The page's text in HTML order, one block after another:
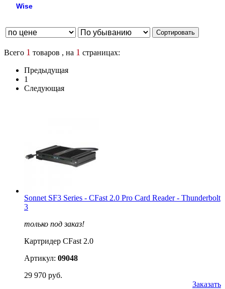
Wise
Всего 1 товаров , на 1 страницах:
Предыдущая
1
Следующая
Sonnet SF3 Series - CFast 2.0 Pro Card Reader - Thunderbolt
3
только под заказ!
Картридер CFast 2.0
Артикул: 09048
29 970 руб.
Заказать